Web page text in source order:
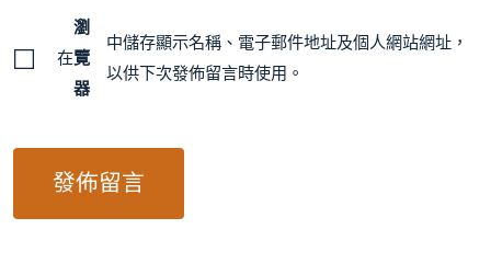
在
瀏
覽
器
中儲存顯示名稱、電子郵件地址及個人網站網址，
以供下次發佈留言時使用。